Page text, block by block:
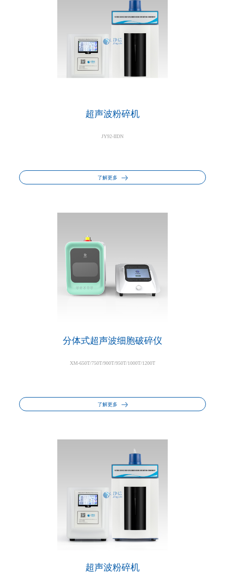
超声波粉碎机
JY92-IIDN
了解更多
分体式超声波细胞破碎仪
XM-650T/750T/900T/950T/1000T/1200T
了解更多
超声波粉碎机